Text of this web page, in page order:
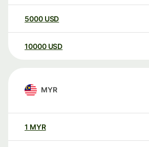
5000 USD
10000 USD
MYR
1 MYR